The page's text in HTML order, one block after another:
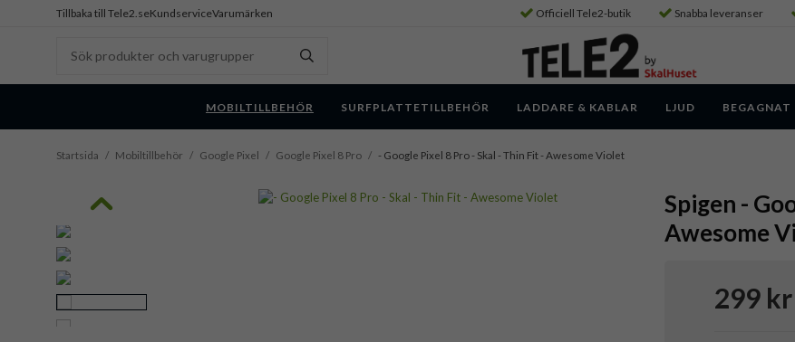
Tillbaka till Tele2.seKundserviceVarumärken Officiell Tele2-butik Snabba leveranser
MOBILTILLBEHÖR SURFPLATTETILLBEHÖR LADDARE & KABLAR LJUD BEGAGNAT
Startsida / Mobiltillbehör / Google Pixel / Google Pixel 8 Pro / - Google Pixel 8 Pro - Skal - Thin Fit - Awesome Violet
Spigen -
Awesome
299 kr